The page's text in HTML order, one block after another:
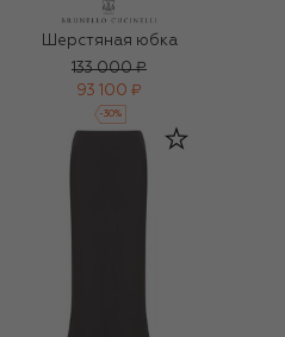
Шерстяная юбка
133 000 ₽
93 100 ₽
-30%